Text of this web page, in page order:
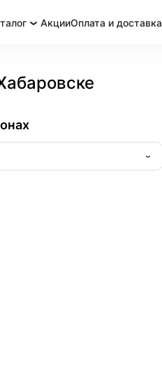
АкцииОплата и доставка